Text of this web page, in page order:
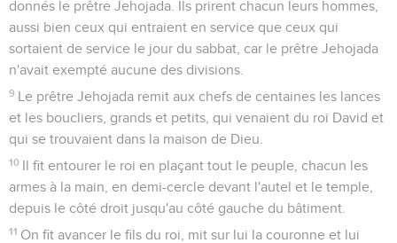
donnés le prêtre Jehojada. Ils prirent chacun leurs hommes,
aussi bien ceux qui entraient en service que ceux qui
sortaient de service le jour du sabbat, car le prêtre Jehojada
n'avait exempté aucune des divisions.
9 Le prêtre Jehojada remit aux chefs de centaines les lances
et les boucliers, grands et petits, qui venaient du roi David et
qui se trouvaient dans la maison de Dieu.
10 Il fit entourer le roi en plaçant tout le peuple, chacun les
armes à la main, en demi-cercle devant l'autel et le temple,
depuis le côté droit jusqu'au côté gauche du bâtiment.
11 On fit avancer le fils du roi, mit sur lui la couronne et lui